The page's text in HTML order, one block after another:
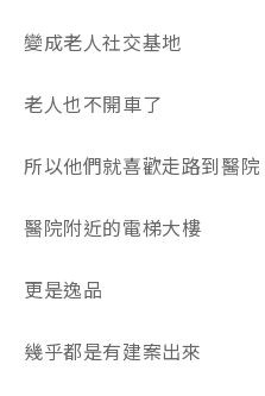
變成老人社交基地
老人也不開車了
所以他們就喜歡走路到醫院
醫院附近的電梯大樓
更是逸品
幾乎都是有建案出來